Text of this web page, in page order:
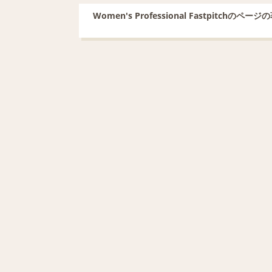
Women's Professional Fastpitchのページの